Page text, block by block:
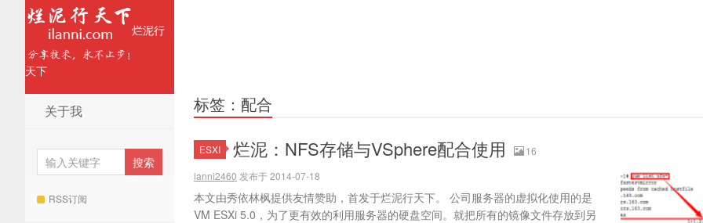
烂泥行
天下
关于我
RSS订阅
标签：配合
ESXI 烂泥：NFS存储与VSphere配合使用
16
lanni2460 发布于 2014-07-18
本文由秀依林枫提供友情赞助，首发于烂泥行天下。 公司服务器的虚拟化使用的是
VM ESXi 5.0，为了更有效的利用服务器的硬盘空间。就把所有的镜像文件存放到另